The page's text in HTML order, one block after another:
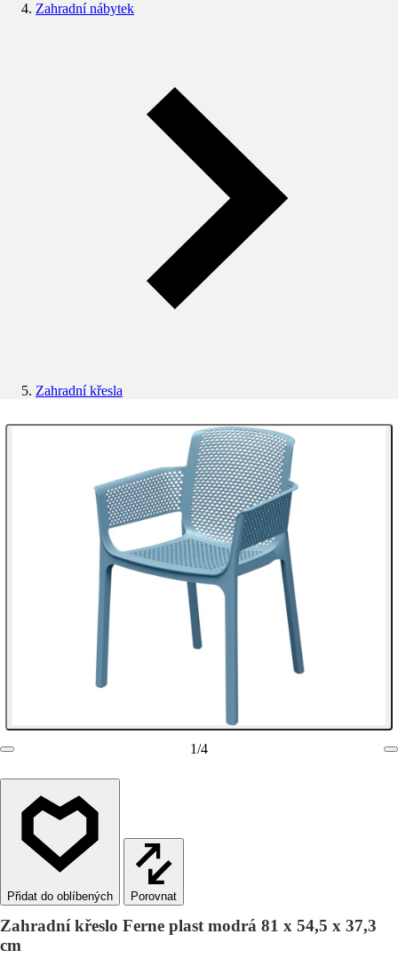
Zahradní nábytek
Zahradní křesla
1/4
Porovnat
Zahradní křeslo Ferne plast modrá 81 x 54,5 x 37,3
cm